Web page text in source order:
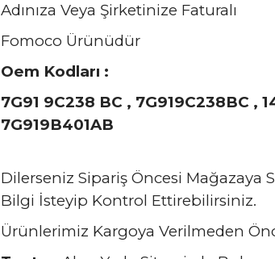
Adınıza Veya Şirketinize Faturalı
Fomoco Ürünüdür
Oem Kodları :
7G91 9C238 BC , 7G919C238BC ,
7G919B401AB
Dilerseniz Sipariş Öncesi Mağazaya
Bilgi İsteyip Kontrol Ettirebilirsiniz.
Ürünlerimiz Kargoya Verilmeden